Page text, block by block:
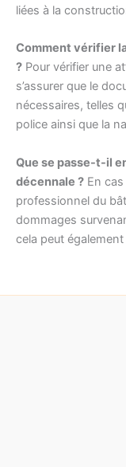
liées à la
Comment vérifier
? Pour vérifier une
s’assurer que le
nécessaires, telles
police ainsi que la
Que se passe-t-il
décennale ? En
professionnel du
dommages
cela peut